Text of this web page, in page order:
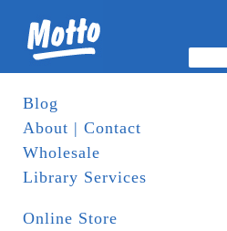
Blog
About | Contact
Wholesale
Library Services
Online Store